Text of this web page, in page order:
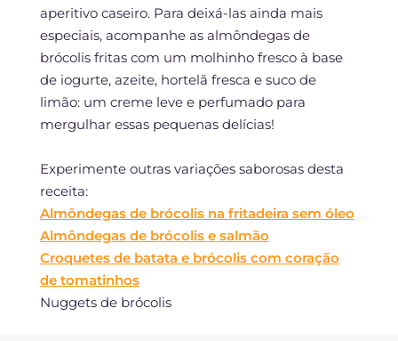
aperitivo caseiro. Para deixá-las ainda mais
especiais, acompanhe as almôndegas de
brócolis fritas com um molhinho fresco à base
de iogurte, azeite, hortelã fresca e suco de
limão: um creme leve e perfumado para
mergulhar essas pequenas delícias!
Experimente outras variações saborosas desta
receita:
Almôndegas de brócolis na fritadeira sem óleo
Almôndegas de brócolis e salmão
Croquetes de batata e brócolis com coração
de tomatinhos
Nuggets de brócolis